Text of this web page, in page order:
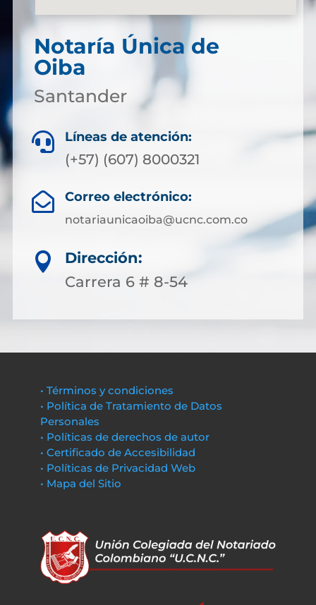
Notaría Única de
Oiba
Santander
 Líneas de atención:
(+57) (607) 8000321
 Correo electrónico:
notariaunicaoiba@ucnc.com.co

Dirección:
Carrera 6 # 8-54
• Términos y condiciones
• Política de Tratamiento de Datos
Personales
• Políticas de derechos de autor
• Certificado de Accesibilidad
• Políticas de Privacidad Web
• Mapa del Sitio